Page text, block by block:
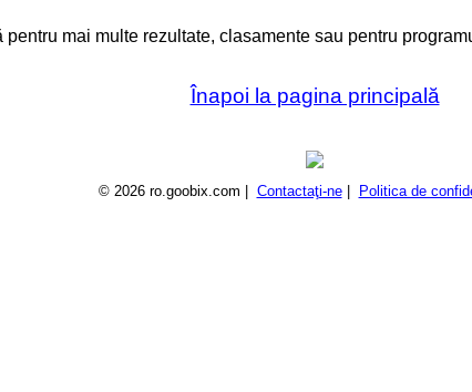
mai multe rezultate, clasamente sau pentru
Înapoi la pagina principală
© 2026 ro.goobix.com | Contactaţi-ne| Politica de